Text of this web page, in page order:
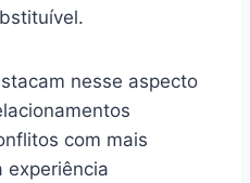
nesse aspecto
com mais
experiência